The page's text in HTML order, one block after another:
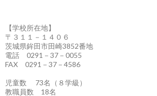
【学校所在地】
〒３１１－１４０６
茨城県鉾田市田崎3852番地
電話 0291－37－0055
FAX 0291－37－4586
児童数 73名（８学級）
教職員数 18名